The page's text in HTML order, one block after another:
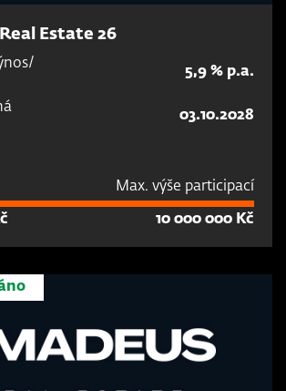
Estate 26
5,9 % p.a.
03.10.2028
Max. výše participací
10 000 000 Kč